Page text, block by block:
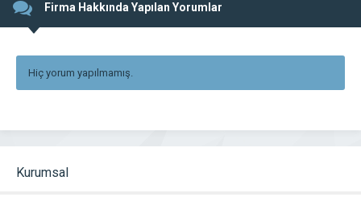
Firma Hakkında Yapılan Yorumlar
Hiç yorum yapılmamış.
Kurumsal